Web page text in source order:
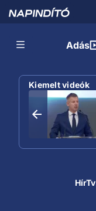
Adás
Kiemelt videók
HírTv